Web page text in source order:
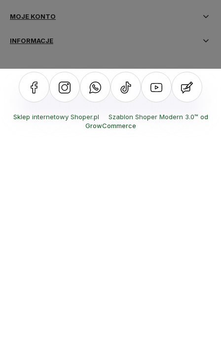
MOJE KONTO
INFORMACJE
Sklep internetowy Shoper.pl Szablon Shoper Modern 3.0™ od
GrowCommerce